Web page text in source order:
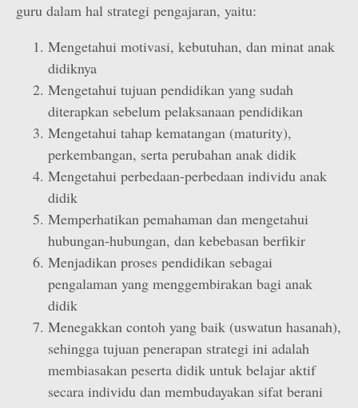
guru dalam hal strategi pengajaran, yaitu:
Mengetahui motivasi, kebutuhan, dan minat anak
didiknya
Mengetahui tujuan pendidikan yang sudah
diterapkan sebelum pelaksanaan pendidikan
Mengetahui tahap kematangan (maturity),
perkembangan, serta perubahan anak didik
Mengetahui perbedaan-perbedaan individu anak
didik
Memperhatikan pemahaman dan mengetahui
hubungan-hubungan, dan kebebasan berfikir
Menjadikan proses pendidikan sebagai
pengalaman yang menggembirakan bagi anak
didik
Menegakkan contoh yang baik (uswatun hasanah),
sehingga tujuan penerapan strategi ini adalah
membiasakan peserta didik untuk belajar aktif
secara individu dan membudayakan sifat berani